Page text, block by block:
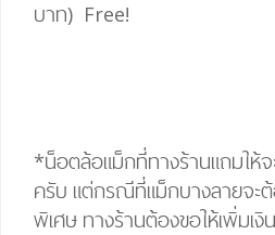
บาท) Free!
*น็อตล้อแม็กที่ทางร้านแถมให้จ
ครับ แต่กรณีที่แม็กบางลายจะต้
พิเศษ ทางร้านต้องขอให้เพิ่มเ